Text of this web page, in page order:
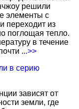
решили
элементы с
переходит из
поглощая тепло.
в течение
...>>
в серию
зависят от
земли, где